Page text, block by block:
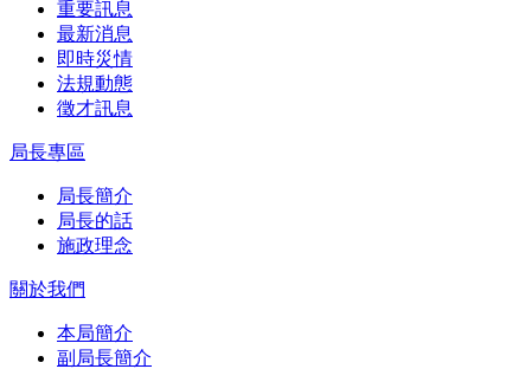
重要訊息
最新消息
即時災情
法規動態
徵才訊息
局長專區
局長簡介
局長的話
施政理念
關於我們
本局簡介
副局長簡介